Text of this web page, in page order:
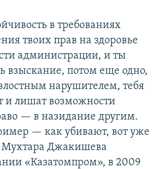
в требованиях
твоих прав на здоровье
администрации, и ты
взыскание, потом еще одно,
нарушителем, тебя
и лишат возможности
— в назидание другим.
— как убивают, вот уже
Мухтара Джакишева
«Казатомпром», в 2009